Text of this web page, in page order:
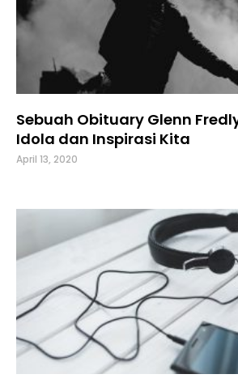
Sebuah Obituary Glenn
Idola dan Inspirasi Kita
April 13, 2020